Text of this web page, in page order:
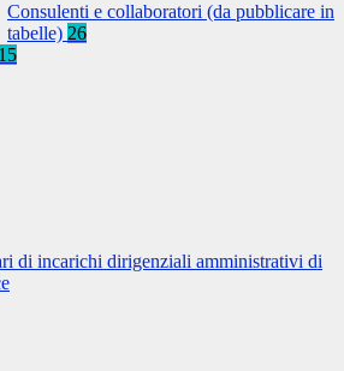
Consulenti e collaboratori (da pubblicare in
tabelle) 26
di incarichi dirigenziali amministrativi di